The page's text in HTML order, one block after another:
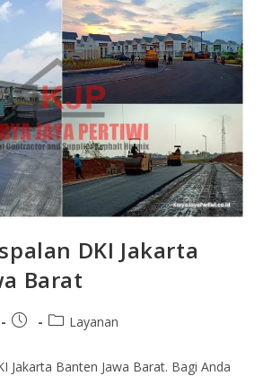
DKI Jakarta
Barat
Layanan
Jakarta Banten Jawa Barat. Bagi Anda